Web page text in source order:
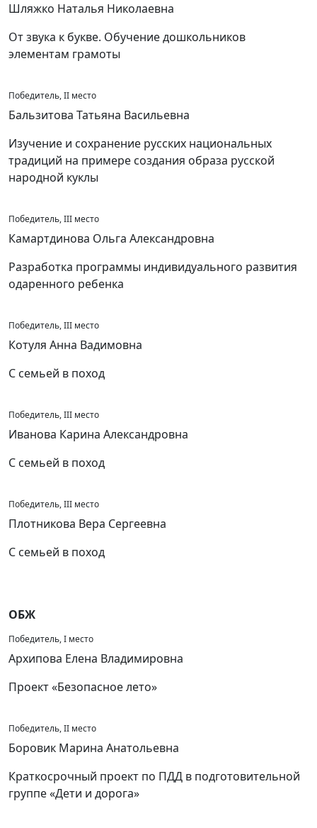
Шляжко Наталья Николаевна
От звука к букве. Обучение дошкольников
элементам грамоты
Победитель, II место
Бальзитова Татьяна Васильевна
Изучение и сохранение русских национальных
традиций на примере создания образа русской
народной куклы
Победитель, III место
Камартдинова Ольга Александровна
Разработка программы индивидуального развития
одаренного ребенка
Победитель, III место
Котуля Анна Вадимовна
С семьей в поход
Победитель, III место
Иванова Карина Александровна
С семьей в поход
Победитель, III место
Плотникова Вера Сергеевна
С семьей в поход
ОБЖ
Победитель, I место
Архипова Елена Владимировна
Проект «Безопасное лето»
Победитель, II место
Боровик Марина Анатольевна
Краткосрочный проект по ПДД в подготовительной
группе «Дети и дорога»